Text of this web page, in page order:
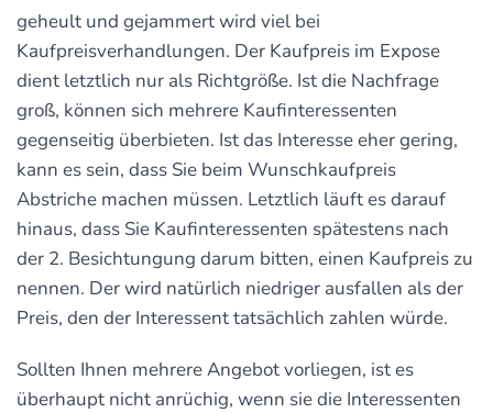
geheult und gejammert wird viel bei
Kaufpreisverhandlungen. Der Kaufpreis im Expose
dient letztlich nur als Richtgröße. Ist die Nachfrage
groß, können sich mehrere Kaufinteressenten
gegenseitig überbieten. Ist das Interesse eher gering,
kann es sein, dass Sie beim Wunschkaufpreis
Abstriche machen müssen. Letztlich läuft es darauf
hinaus, dass Sie Kaufinteressenten spätestens nach
der 2. Besichtungung darum bitten, einen Kaufpreis zu
nennen. Der wird natürlich niedriger ausfallen als der
Preis, den der Interessent tatsächlich zahlen würde.
Sollten Ihnen mehrere Angebot vorliegen, ist es
überhaupt nicht anrüchig, wenn sie die Interessenten